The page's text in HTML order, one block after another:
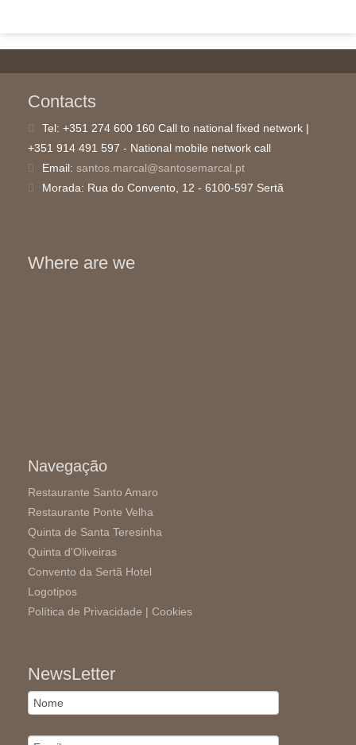
GPS Coordinates:
Contacts
Tel: +351 274 600 160 Call to national fixed network |
+351 914 491 597 - National mobile network call
Email: santos.marcal@santosemarcal.pt
Morada: Rua do Convento, 12 - 6100-597 Sertã
Where are we
Navegação
Restaurante Santo Amaro
Restaurante Ponte Velha
Quinta de Santa Teresinha
Quinta d'Oliveiras
Convento da Sertã Hotel
Logotipos
Política de Privacidade | Cookies
NewsLetter